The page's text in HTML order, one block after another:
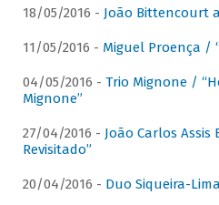
18/05/2016 - João Bittencourt
11/05/2016 - Miguel Proença /
04/05/2016 - Trio Mignone /
Mignone”
27/04/2016 - João Carlos
Revisitado”
20/04/2016 - Duo Siqueira-